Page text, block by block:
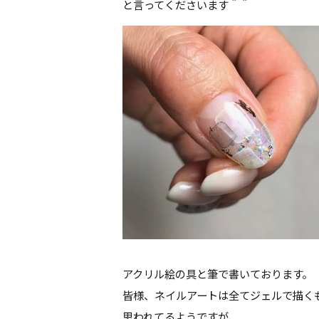
と言ってくださいます＾＾
アクリル絵の具と筆で書いております。
皆様、ネイルアートは全てジェルで描く